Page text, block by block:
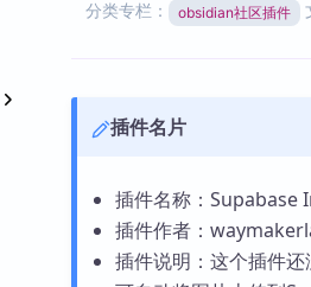
分类专栏： obsidian社区插件
插件名片
插件名称：Supabase
插件作者：
插件说明：这个插件